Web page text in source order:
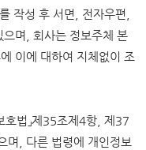
작성 후 서면, 전자우편,
며, 회사는 정보주체 본
이에 대하여 지체없이 조
호법」제35조제4항, 제37
며, 다른 법령에 개인정보